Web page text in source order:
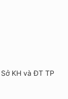
KH và ĐT TP